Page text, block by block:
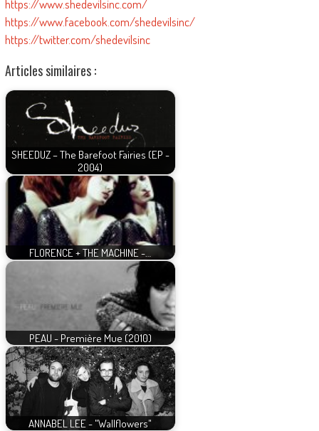
https://www.shedevilsinc.com/
https://www.facebook.com/shedevilsinc/
https://twitter.com/shedevilsinc
Articles similaires :
SHEEDUZ – The Barefoot Fairies (EP -
2004)
FLORENCE + THE MACHINE -…
PEAU - Première Mue (2010)
ANNABEL LEE - "Wallflowers"